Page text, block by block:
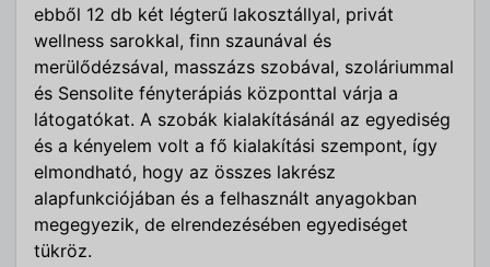
ebből 12 db két légterű lakosztállyal, privát
wellness sarokkal, finn szaunával és
merülődézsával, masszázs szobával, szoláriummal
és Sensolite fényterápiás központtal várja a
látogatókat. A szobák kialakításánál az egyediség
és a kényelem volt a fő kialakítási szempont, így
elmondható, hogy az összes lakrész
alapfunkciójában és a felhasznált anyagokban
megegyezik, de elrendezésében egyediséget
tükröz.